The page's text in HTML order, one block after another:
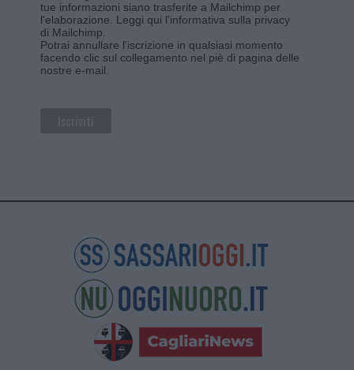
tue informazioni siano trasferite a Mailchimp per
l'elaborazione. Leggi qui l'informativa sulla privacy
di Mailchimp
Potrai annullare l'iscrizione in qualsiasi momento
facendo clic sul collegamento nel piè di pagina delle
nostre e-mail.